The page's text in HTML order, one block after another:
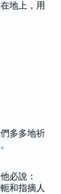
地上，用
多多地祈
必說：
和指摘人